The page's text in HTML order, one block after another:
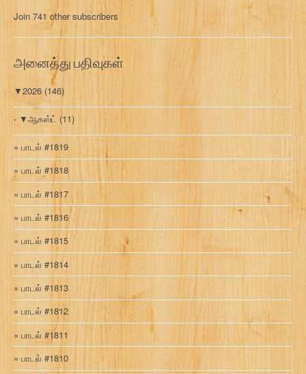
க
வ
Join 741 other subscribers
அனைத்து பதிவுகள்
▼2026 (146)
▼ஆகஸ்ட் (11)
பாடல் #1819
பாடல் #1818
பாடல் #1817
பாடல் #1816
பாடல் #1815
பாடல் #1814
பாடல் #1813
பாடல் #1812
பாடல் #1811
பாடல் #1810